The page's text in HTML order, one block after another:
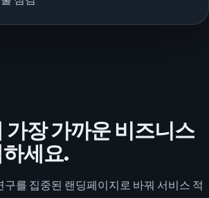
가장 가까운 비즈니스
세요.
구를 집중된 랜딩페이지로 바꿔 서비스 적